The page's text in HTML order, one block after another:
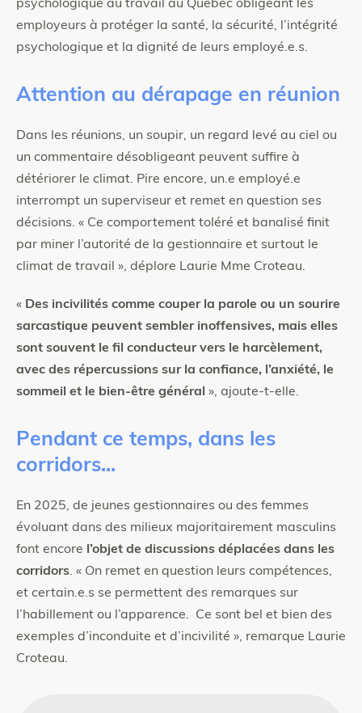
psychologique au travail au Québec obligeant les
employeurs à protéger la santé, la sécurité, l’intégrité
psychologique et la dignité de leurs employé.e.s.
Attention au dérapage en réunion
Dans les réunions, un soupir, un regard levé au ciel ou
un commentaire désobligeant peuvent suffire à
détériorer le climat. Pire encore, un.e employé.e
interrompt un superviseur et remet en question ses
décisions. « Ce comportement toléré et banalisé finit
par miner l’autorité de la gestionnaire et surtout le
climat de travail », déplore Laurie Mme Croteau.
« Des incivilités comme couper la parole ou un sourire
sarcastique peuvent sembler inoffensives, mais elles
sont souvent le fil conducteur vers le harcèlement,
avec des répercussions sur la confiance, l’anxiété, le
sommeil et le bien-être général », ajoute-t-elle.
Pendant ce temps, dans les
corridors...
En 2025, de jeunes gestionnaires ou des femmes
évoluant dans des milieux majoritairement masculins
font encore l’objet de discussions déplacées dans les
corridors. « On remet en question leurs compétences,
et certain.e.s se permettent des remarques sur
l’habillement ou l’apparence. Ce sont bel et bien des
exemples d’inconduite et d’incivilité », remarque Laurie
Croteau.